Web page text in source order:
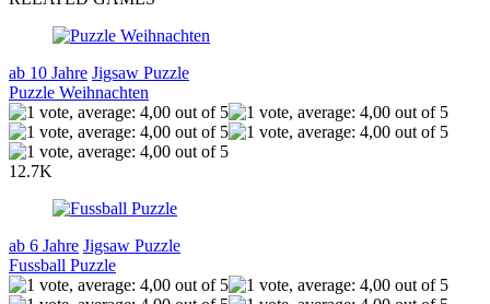
ab 10 Jahre Jigsaw Puzzle
Puzzle Weihnachten
12.7K
ab 6 Jahre Jigsaw Puzzle
Fussball Puzzle